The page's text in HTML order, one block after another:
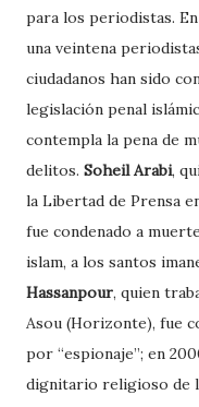
para los periodistas.
una veintena
ciudadanos han sido
legislación penal
contempla la pena de
delitos. Soheil Arabi,
la Libertad de Prensa
fue condenado a
islam, a los santos
Hassanpour, quien
Asou (Horizonte), fue
por “espionaje”; en
dignitario religioso de